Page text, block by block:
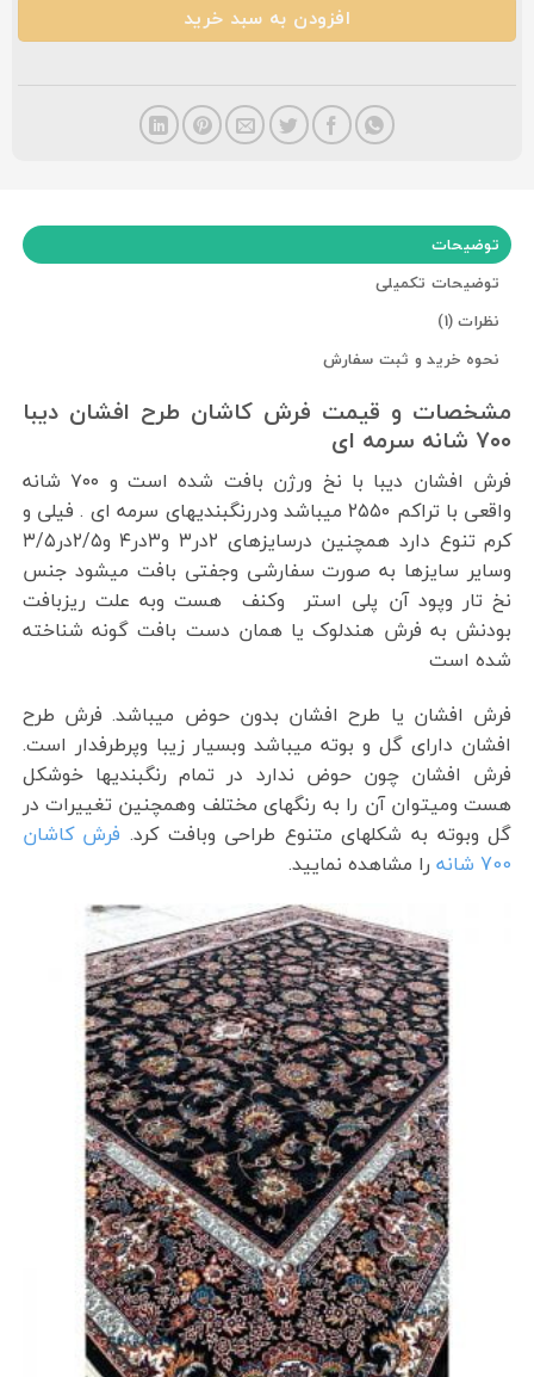
افزودن به سبد خرید
توضیحات
توضیحات تکمیلی
نظرات (1)
نحوه خرید و ثبت سفارش
مشخصات و قیمت فرش کاشان طرح افشان دیبا
۷۰۰ شانه سرمه ای
فرش افشان دیبا با نخ ورژن بافت شده است و ۷۰۰ شانه
واقعی با تراکم ۲۵۵۰ میباشد ودررنگبندیهای سرمه ای . فیلی و
کرم تنوع دارد همچنین درسایزهای ۲در۳ و۳در۴ و۲/۵در۳/۵
وسایر سایزها به صورت سفارشی وجفتی بافت میشود جنس
نخ تار وپود آن پلی استر وکنف هست وبه علت ریزبافت
بودنش به فرش هندلوک یا همان دست بافت گونه شناخته
شده است
فرش افشان یا طرح افشان بدون حوض میباشد. فرش طرح
افشان دارای گل و بوته میباشد وبسیار زیبا وپرطرفدار است.
فرش افشان چون حوض ندارد در تمام رنگبندیها خوشکل
هست ومیتوان آن را به رنگهای مختلف وهمچنین تغییرات در
گل وبوته به شکلهای متنوع طراحی وبافت کرد. فرش کاشان
700 شانه
را مشاهده نمایید.